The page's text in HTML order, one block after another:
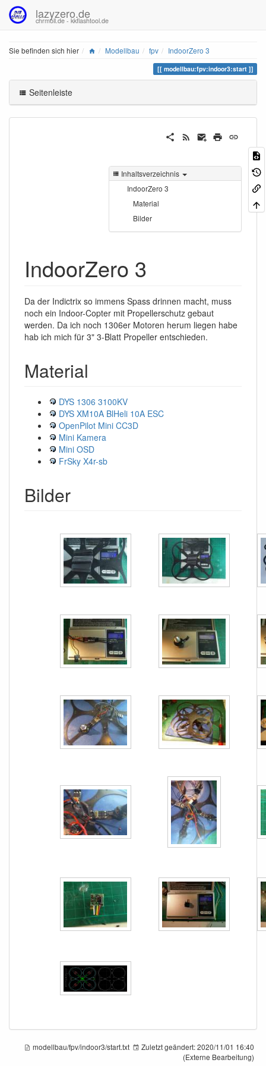
lazyzero.de
chrmoll.de - kkflashtool.de
Sie befinden sich hier HomeModellbau fpv IndoorZero 3
modellbau:fpv:indoor3:start
Seitenleiste
Inhaltsverzeichnis
IndoorZero 3
Material
Bilder
IndoorZero 3
Da der Indictrix so immens Spass drinnen macht, muss
noch ein Indoor-Copter mit Propellerschutz gebaut
werden. Da ich noch 1306er Motoren herum liegen habe
hab ich mich für 3" 3-Blatt Propeller entschieden.
Material
DYS 1306 3100KV
DYS XM10A BlHeli 10A ESC
OpenPilot Mini CC3D
Mini Kamera
Mini OSD
FrSky X4r-sb
Bilder
modellbau/fpv/indoor3/start.txt Zuletzt geändert:2020/11/01 16:40
(Externe Bearbeitung)